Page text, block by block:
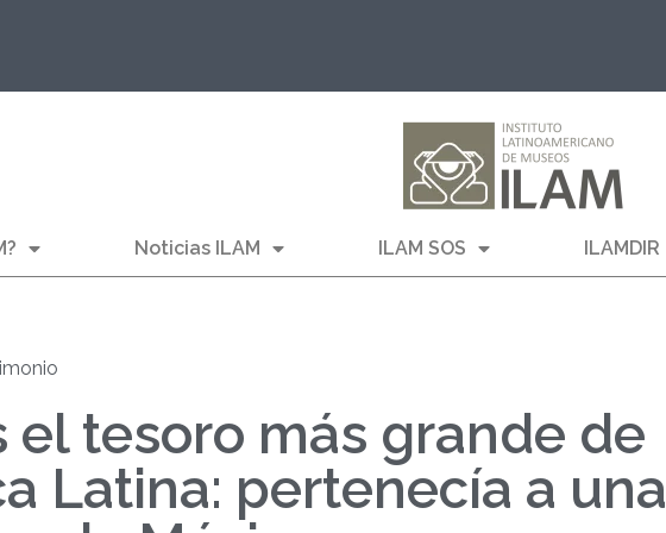
Noticias ILAM ILAM SOS ILAMDIR
el tesoro más grande de
Latina: pertenecía a una